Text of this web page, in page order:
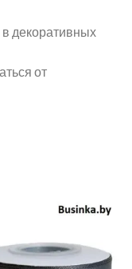
в декоративных
от